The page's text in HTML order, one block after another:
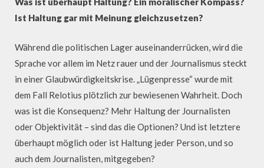
Ist Haltung gar mit Meinung gleichzusetzen?
Während die politischen Lager auseinanderrücken, wird die
Sprache vor allem im Netz rauer und der Journalismus steckt
in einer Glaubwürdigkeitskrise. „Lügenpresse“ wurde mit
dem Fall Relotius plötzlich zur bewiesenen Wahrheit. Doch
was ist die Konsequenz? Mehr Haltung der Journalisten
oder Objektivität – sind das die Optionen? Und ist letztere
überhaupt möglich oder ist Haltung jeder Person, und so
auch dem Journalisten, mitgegeben?